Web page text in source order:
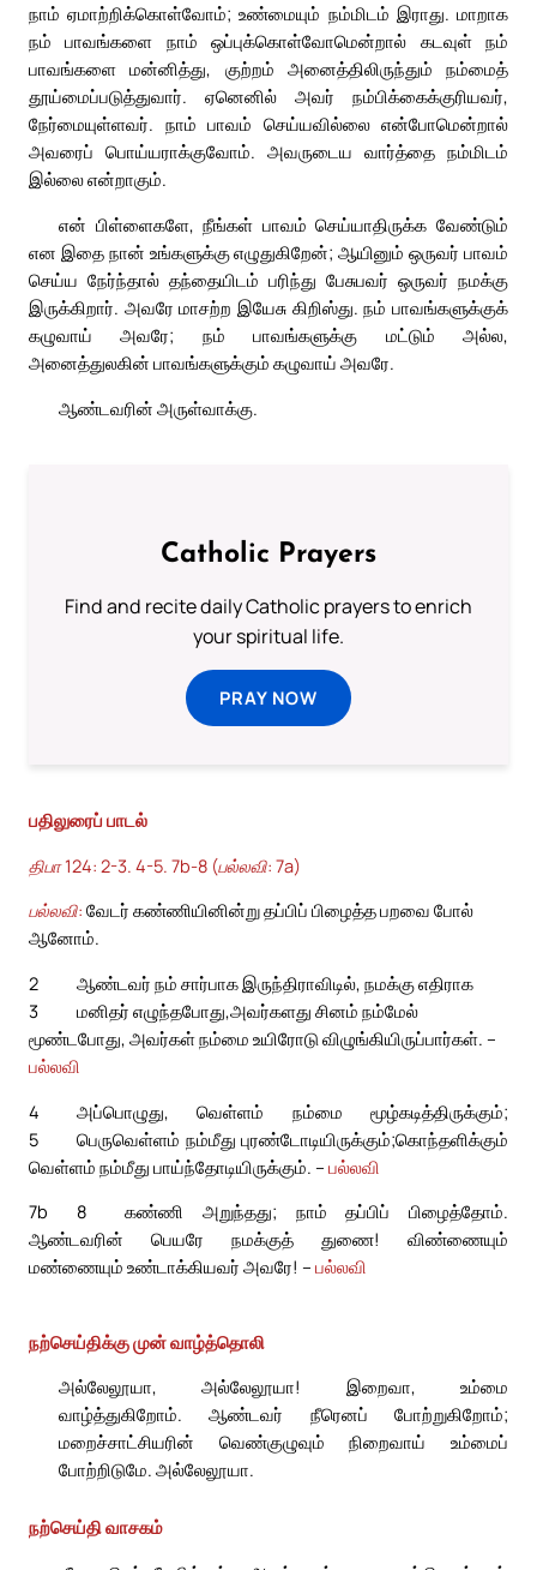
நாம் ஏமாற்றிக்கொள்வோம்; உண்மையும் நம்மிடம் இராது. மாறாக
நம் பாவங்களை நாம் ஒப்புக்கொள்வோமென்றால் கடவுள் நம்
பாவங்களை மன்னித்து, குற்றம் அனைத்திலிருந்தும் நம்மைத்
தூய்மைப்படுத்துவார். ஏனெனில் அவர் நம்பிக்கைக்குரியவர்,
நேர்மையுள்ளவர். நாம் பாவம் செய்யவில்லை என்போமென்றால்
அவரைப் பொய்யராக்குவோம். அவருடைய வார்த்தை நம்மிடம்
இல்லை என்றாகும்.
என் பிள்ளைகளே, நீங்கள் பாவம் செய்யாதிருக்க வேண்டும்
என இதை நான் உங்களுக்கு எழுதுகிறேன்; ஆயினும் ஒருவர் பாவம்
செய்ய நேர்ந்தால் தந்தையிடம் பரிந்து பேசுபவர் ஒருவர் நமக்கு
இருக்கிறார். அவரே மாசற்ற இயேசு கிறிஸ்து. நம் பாவங்களுக்குக்
கழுவாய் அவரே; நம் பாவங்களுக்கு மட்டும் அல்ல,
அனைத்துலகின் பாவங்களுக்கும் கழுவாய் அவரே.
ஆண்டவரின் அருள்வாக்கு.
Catholic Prayers
Find and recite daily Catholic prayers to enrich
your spiritual life.
PRAY NOW
பதிலுரைப் பாடல்
திபா 124: 2-3. 4-5. 7b-8 (பல்லவி: 7a)
பல்லவி: வேடர் கண்ணியினின்று தப்பிப் பிழைத்த பறவை போல்
ஆனோம்.
2
ஆண்டவர் நம் சார்பாக இருந்திராவிடில், நமக்கு எதிராக
மனிதர் எழுந்தபோது,
3
அவர்களது சினம் நம்மேல்
மூண்டபோது, அவர்கள் நம்மை உயிரோடு விழுங்கியிருப்பார்கள். –
பல்லவி
4
அப்பொழுது, வெள்ளம் நம்மை மூழ்கடித்திருக்கும்;
பெருவெள்ளம் நம்மீது புரண்டோடியிருக்கும்;
5
கொந்தளிக்கும்
வெள்ளம் நம்மீது பாய்ந்தோடியிருக்கும். – பல்லவி
7b
கண்ணி அறுந்தது; நாம் தப்பிப் பிழைத்தோம்.
8
ஆண்டவரின் பெயரே நமக்குத் துணை! விண்ணையும்
மண்ணையும் உண்டாக்கியவர் அவரே! – பல்லவி
நற்செய்திக்கு முன் வாழ்த்தொலி
அல்லேலூயா, அல்லேலூயா! இறைவா, உம்மை
வாழ்த்துகிறோம். ஆண்டவர் நீரெனப் போற்றுகிறோம்;
மறைச்சாட்சியரின் வெண்குழுவும் நிறைவாய் உம்மைப்
போற்றிடுமே. அல்லேலூயா.
நற்செய்தி வாசகம்